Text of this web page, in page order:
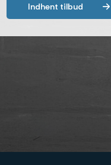
Indhent tilbud